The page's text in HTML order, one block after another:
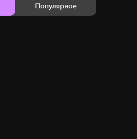
Популярное